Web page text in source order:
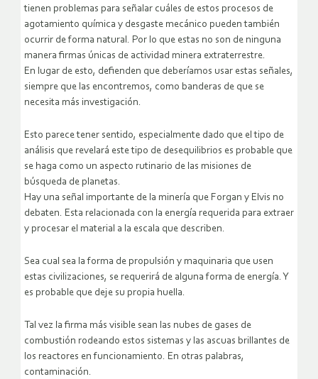
tienen problemas para señalar cuáles de estos procesos de
agotamiento química y desgaste mecánico pueden también
ocurrir de forma natural. Por lo que estas no son de ninguna
manera firmas únicas de actividad minera extraterrestre.
En lugar de esto, defienden que deberíamos usar estas señales,
siempre que las encontremos, como banderas de que se
necesita más investigación.
Esto parece tener sentido, especialmente dado que el tipo de
análisis que revelará este tipo de desequilibrios es probable que
se haga como un aspecto rutinario de las misiones de
búsqueda de planetas.
Hay una señal importante de la minería que Forgan y Elvis no
debaten. Esta relacionada con la energía requerida para extraer
y procesar el material a la escala que describen.
Sea cual sea la forma de propulsión y maquinaria que usen
estas civilizaciones, se requerirá de alguna forma de energía. Y
es probable que deje su propia huella.
Tal vez la firma más visible sean las nubes de gases de
combustión rodeando estos sistemas y las ascuas brillantes de
los reactores en funcionamiento. En otras palabras,
contaminación.